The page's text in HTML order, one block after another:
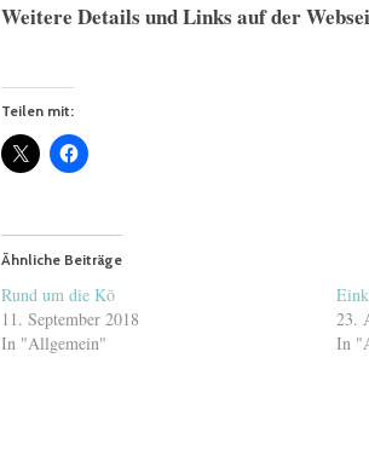
Weitere Details und Links auf der
Teilen mit:
Ähnliche Beiträge
Rund um die Kö
11. September 2018
In "Allgemein"
23.
In